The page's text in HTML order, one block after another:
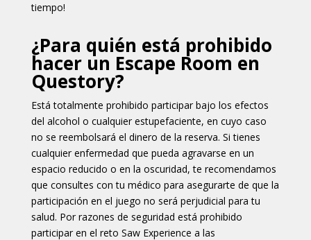
tiempo!
¿Para quién está prohibido
hacer un Escape Room en
Questory?
Está totalmente prohibido participar bajo los efectos
del alcohol o cualquier estupefaciente, en cuyo caso
no se reembolsará el dinero de la reserva. Si tienes
cualquier enfermedad que pueda agravarse en un
espacio reducido o en la oscuridad, te recomendamos
que consultes con tu médico para asegurarte de que la
participación en el juego no será perjudicial para tu
salud. Por razones de seguridad está prohibido
participar en el reto Saw Experience a las